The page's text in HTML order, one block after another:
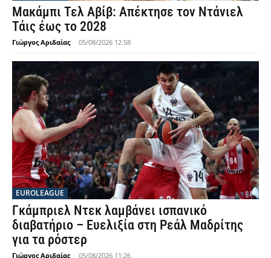
Μακάμπι Τελ Αβίβ: Απέκτησε τον Ντάνιελ
Τάις έως το 2028
Γιώργος Αριδαίας - 05/08/2026 12:58
EUROLEAGUE
Γκάμπριελ Ντεκ λαμβάνει ισπανικό
διαβατήριο – Ευελιξία στη Ρεάλ Μαδρίτης
για τα ρόστερ
Γιώργος Αριδαίας - 05/08/2026 11:26